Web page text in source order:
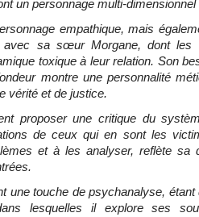
un personnage multi-
empathique, mais
avec sa sœur Morgane, dont les
toxique à leur relation. Son
montre une personnalité
vérité et de justice.
proposer une critique du
de ceux qui en sont les
et à les analyser, reflète sa
une touche de psychanalyse,
lesquelles il explore ses